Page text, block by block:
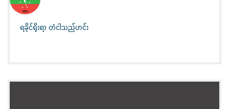
ရခိုင်ရိုးရာ တံငါသည်ဟင်း